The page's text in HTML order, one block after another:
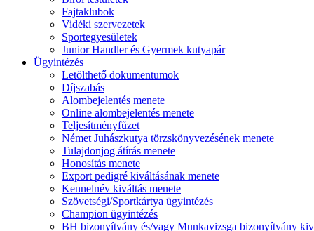
Fajtaklubok
Vidéki szervezetek
Sportegyesületek
Junior Handler és Gyermek kutyapár
Ügyintézés
Letölthető dokumentumok
Díjszabás
Alombejelentés menete
Online alombejelentés menete
Teljesítményfűzet
Német Juhászkutya törzskönyvezésének menete
Tulajdonjog átírás menete
Honosítás menete
Export pedigré kiváltásának menete
Kennelnév kiváltás menete
Szövetségi/Sportkártya ügyintézés
Champion ügyintézés
BH bizonyítvány és/vagy Munkavizsga bizonyítvány